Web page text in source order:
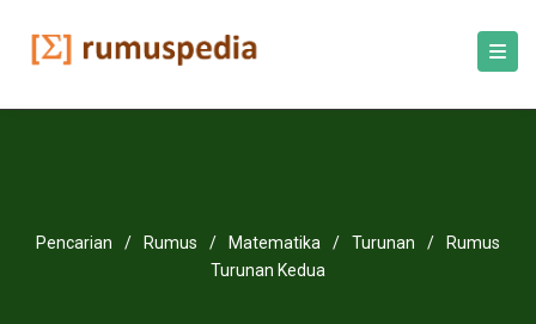
Pencarian / Rumus / Matematika / Turunan /
Rumus
Turunan Kedua